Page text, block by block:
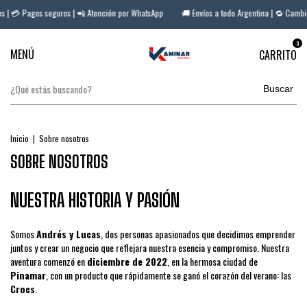
💳 Pagos seguros | 📲 Atención por WhatsApp 🚚 Envíos a todo Argentina | 🔁
MENÚ CARRITO
0
Buscar
Inicio | Sobre nosotros
SOBRE NOSOTROS
NUESTRA HISTORIA Y PASIÓN
SomosAndrés y Lucas, dos personas apasionados que decidimos emprender
juntos y crear un negocio que reflejara nuestra esencia y compromiso. Nuestra
aventura comenzó endiciembre de 2022, en la hermosa ciudad de
Pinamar, con un producto que rápidamente se ganó el corazón del verano: las
Crocs.